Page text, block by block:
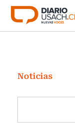
Click acá para ir
Investigación
Cultura
Programas
Noticias